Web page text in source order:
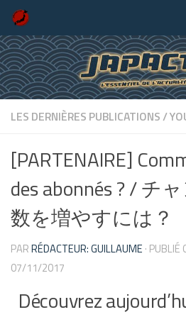
Skip to content
LES DERNIÈRES PUBLICATIONS/
[PARTENAIRE]
des abonnés ? / チ
数を増やすには？
PARRÉDACTEUR: GUILLAUME · PUBLIÉ
07/11/2017
Découvrez